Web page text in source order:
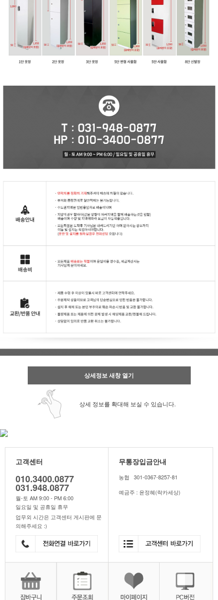
상세정보 새창 열기
상세 정보를 확대해 보실 수 있습니다.
고객센터
010.3400.0877
031.948.0877
월-토 AM 9:00 - PM 6:00
일요일 및 공휴일 휴무
업무외 시간은 고객센터 게시판에 문
의해주세요 :)
무통장입금안내
농협 301-0367-8257-81
예금주 : 윤정혜(락카세상)